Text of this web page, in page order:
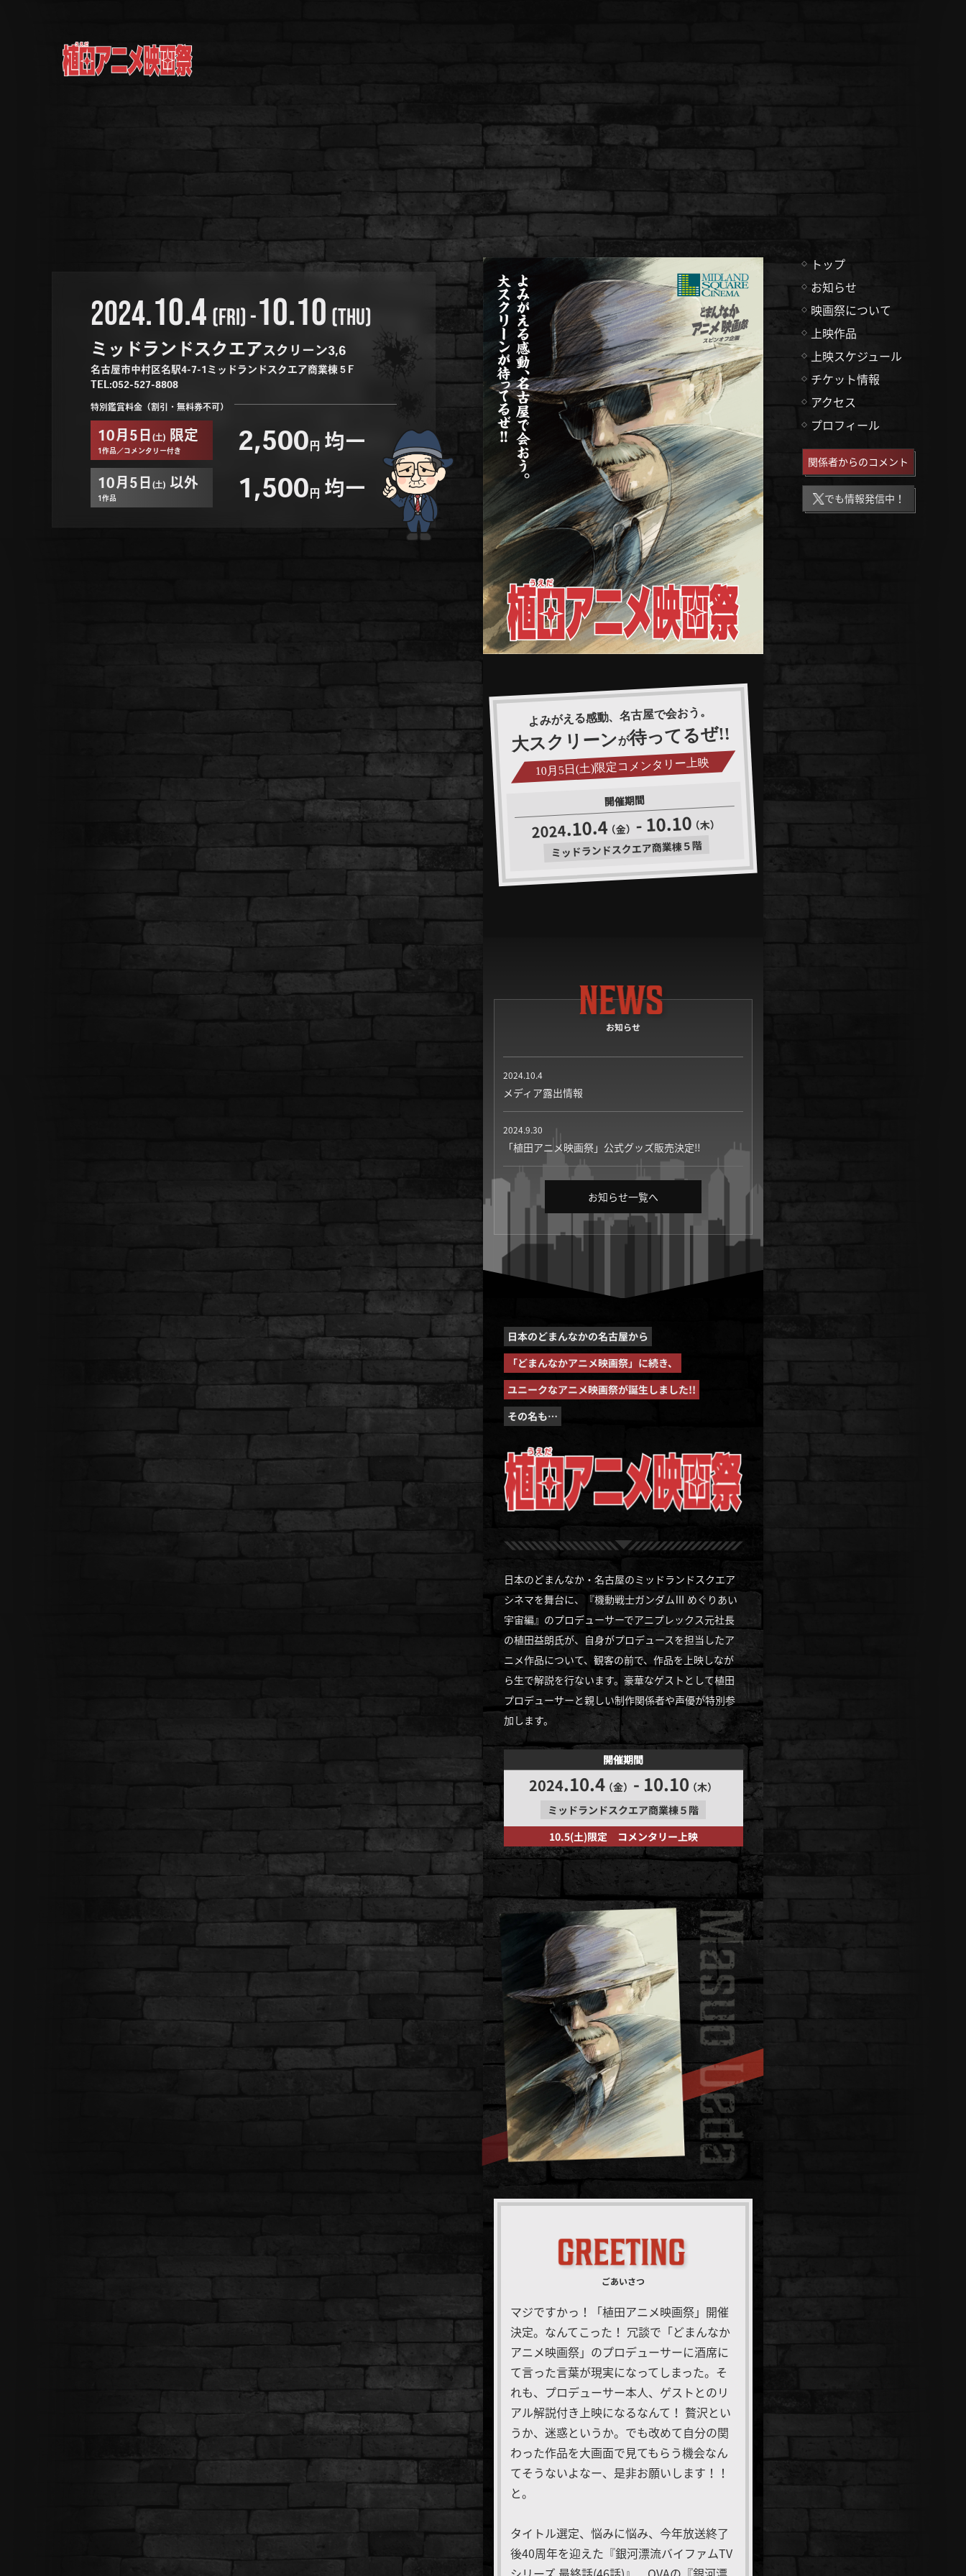
2024.10.4 (FRI) -10.10 (THU)
ミッドランドスクエア スクリーン3,6
名古屋市中村区名駅4-7-1ミッドランドスクエア商業棟５F
TEL:052-527-8808
特別鑑賞料金 （割引・無料券不可）
10月5日(土) 限定
1作品／コメンタリー付き 2,500 円 均一
10月5日(土) 以外
1作品 1,500 円 均一
よみがえる感動、名古屋で会おう。
大スクリーンが待ってるぜ!!
10月5日(土)限定コメンタリー上映
開催期間
2024.10.4（金） - 10.10（木）
ミッドランドスクエア商業棟５階
お知らせ
2024.10.4
メディア露出情報
2024.9.30
「植田アニメ映画祭」公式グッズ販売決定‼
お知らせ一覧へ
日本のどまんなかの名古屋から
「どまんなかアニメ映画祭」に続き、
ユニークなアニメ映画祭が誕生しました!!
その名も…
日本のどまんなか・名古屋のミッドランドスクエア
シネマを舞台に、『機動戦士ガンダムⅢ めぐりあい
宇宙編』のプロデューサーでアニプレックス元社長
の植田益朗氏が、自身がプロデュースを担当したア
ニメ作品について、観客の前で、作品を上映しなが
ら生で解説を行ないます。豪華なゲストとして植田
プロデューサーと親しい制作関係者や声優が特別参
加します。
開催期間
2024.10.4（金） - 10.10（木）
ミッドランドスクエア商業棟５階
10.5(土)限定 コメンタリー上映
ごあいさつ
マジですかっ！「植田アニメ映画祭」開催
決定。なんてこった！ 冗談で「どまんなか
アニメ映画祭」のプロデューサーに酒席に
て言った言葉が現実になってしまった。そ
れも、プロデューサー本人、ゲストとのリ
アル解説付き上映になるなんて！ 贅沢とい
うか、迷惑というか。でも改めて自分の関
わった作品を大画面で見てもらう機会なん
てそうないよなー、是非お願いします！！
と。
タイトル選定、悩みに悩み、今年放送終了
後40周年を迎えた『銀河漂流バイファムTV
トップ
お知らせ
映画祭について
上映作品
上映スケジュール
チケット情報
アクセス
プロフィール
関係者からのコメント
でも情報発信中！